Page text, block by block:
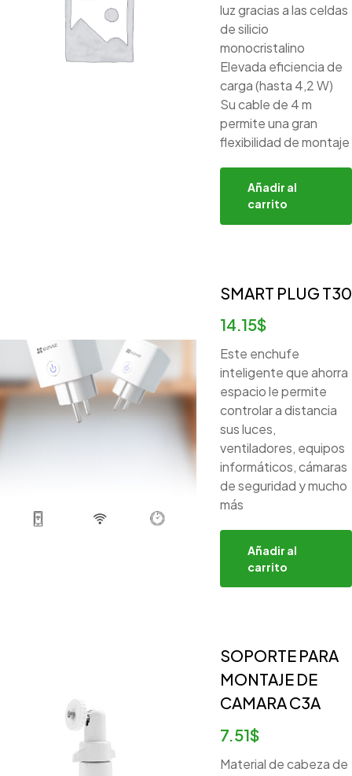
luz gracias a las celdas
de silicio
monocristalino
Elevada eficiencia de
carga (hasta 4,2 W)
Su cable de 4 m
permite una gran
flexibilidad de montaje
Añadir al
carrito
SMART PLUG T30
14.15$
Este enchufe
inteligente que ahorra
espacio le permite
controlar a distancia
sus luces,
ventiladores, equipos
informáticos, cámaras
de seguridad y mucho
más
Añadir al
carrito
SOPORTE PARA
MONTAJE DE
CAMARA C3A
7.51$
Material de cabeza de